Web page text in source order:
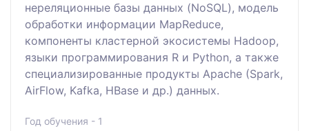
нереляционные базы данных (NoSQL), модель
обработки информации MapReduce,
компоненты кластерной экосистемы Hadoop,
языки программирования R и Python, а также
специализированные продукты Apache (Spark,
AirFlow, Kafka, HBase и др.) данных.
Год обучения - 1